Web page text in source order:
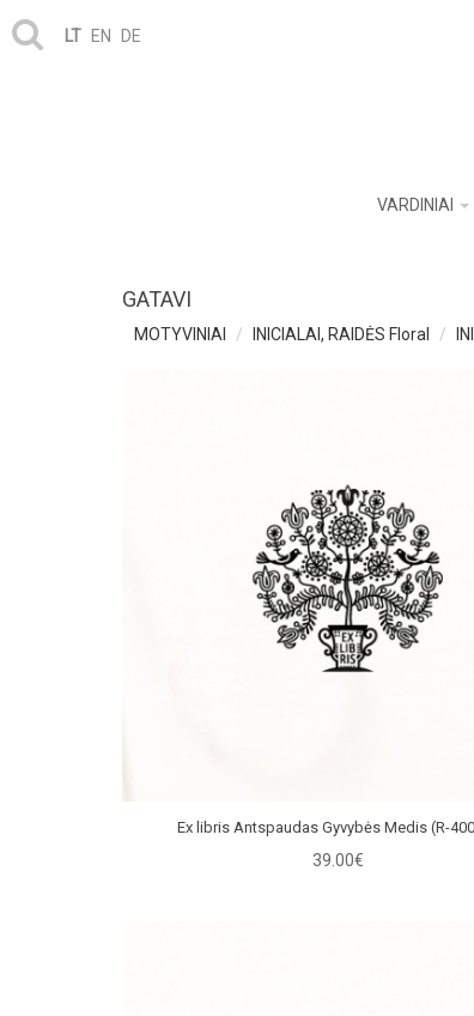
LT EN DE
VARDINIAI
GATAVI
MOTYVINIAI INICIALAI, RAIDĖS Floral
Ex libris Antspaudas Gyvybės Medis (R-
39.00€